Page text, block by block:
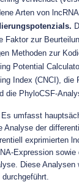
Arten von
Faktor zur
Methoden zur
Potential
Index (CNCI), die
die PhyloCSF-
Es umfasst
Analyse der
exprimierten
Expression
Diese Analysen